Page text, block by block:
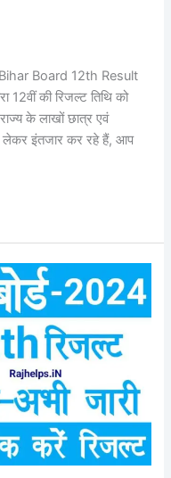
Board 12th Result
12वीं की रिजल्ट तिथि को
के लाखों छात्र एवं
लेकर इंतजार कर रहे हैं, आप